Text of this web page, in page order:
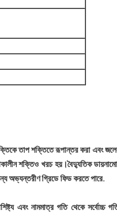
তাপ শক্তিতে রূপান্তর করা এবং
শক্তিও খরচ হয়।বৈদ্যুতিক
অভ্যন্তরীণ গ্রিডে ফিড করতে পারে.
এবং নামমাত্র গতি থেকে সর্বোচ্চ